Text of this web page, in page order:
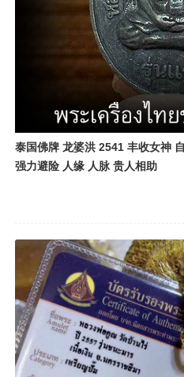
泰国佛牌 龙婆洪 2541 丰收女神
强力避险 人缘 人脉 贵人相助